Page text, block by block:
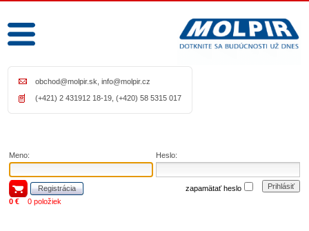
obchod@molpir.sk info@molpir.cz
(+421) 2 431912 18-19, (+420) 58 5315 017
Meno: Heslo:
Registrácia Prihlásiť
zapamätať heslo
0 € 0 položiek